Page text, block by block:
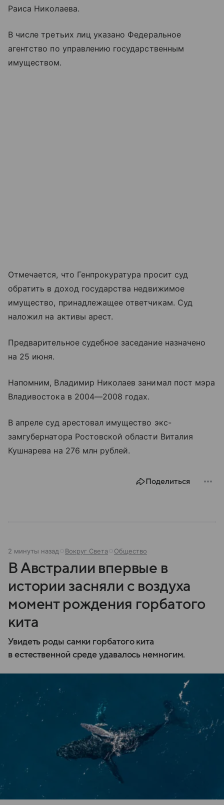
Раиса Николаева.
В числе третьих лиц указано Федеральное
агентство по управлению государственным
имуществом.
Отмечается, что Генпрокуратура просит суд
обратить в доход государства недвижимое
имущество, принадлежащее ответчикам. Суд
наложил на активы арест.
Предварительное судебное заседание назначено
на 25 июня.
Напомним, Владимир Николаев занимал пост мэра
Владивостока в 2004—2008 годах.
В апреле суд арестовал имущество экс-
замгубернатора Ростовской области Виталия
Кушнарева на 276 млн рублей.
Поделиться
2 минуты назад Вокруг Света Общество
В Австралии впервые в
истории засняли с воздуха
момент рождения горбатого
кита
Увидеть роды самки горбатого кита
в естественной среде удавалось немногим.